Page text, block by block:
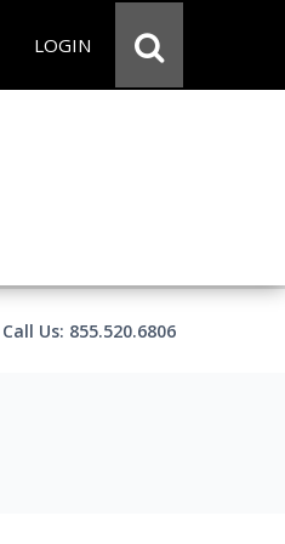
LOGIN
Call Us: 855.520.6806